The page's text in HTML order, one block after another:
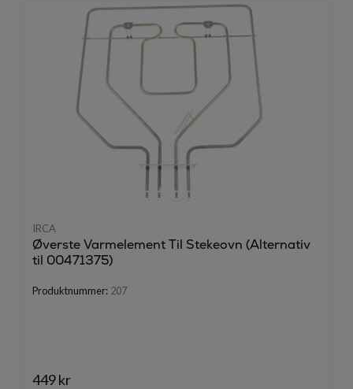
IRCA
Øverste Varmelement Til Stekeovn (Alternativ
til 00471375)
Produktnummer: 207
449 kr